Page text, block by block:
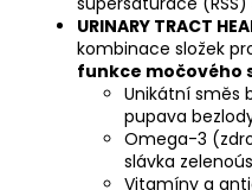
URINARY TRACT
kombinace složek
funkce močového
Unikátní směs
pupava
Omega-3
slávka
Vitamíny a